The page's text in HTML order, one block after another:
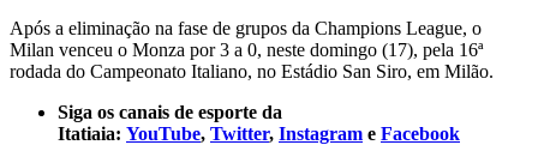
Após a eliminação na fase de grupos da Champions League, o
Milan venceu o Monza por 3 a 0, neste domingo (17), pela 16ª
rodada do Campeonato Italiano, no Estádio San Siro, em Milão.
Siga os canais de esporte da
Itatiaia: YouTube, Twitter, Instagram e Facebook